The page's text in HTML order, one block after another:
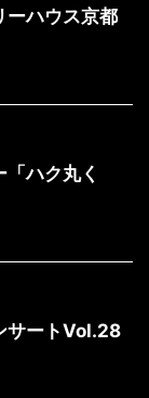
ーハウス京都
ハク丸く
サートVol.28